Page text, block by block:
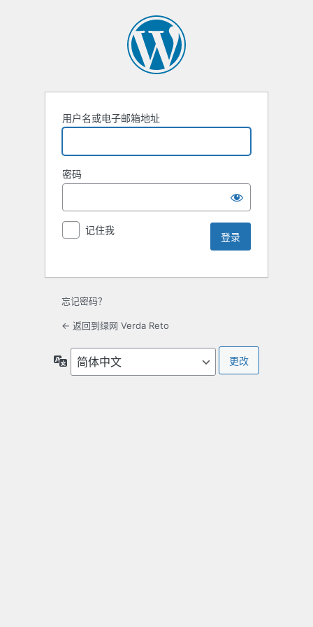
用户名或电子邮箱地址
密码
记住我
忘记密码？
← 返回到绿网 Verda Reto
言